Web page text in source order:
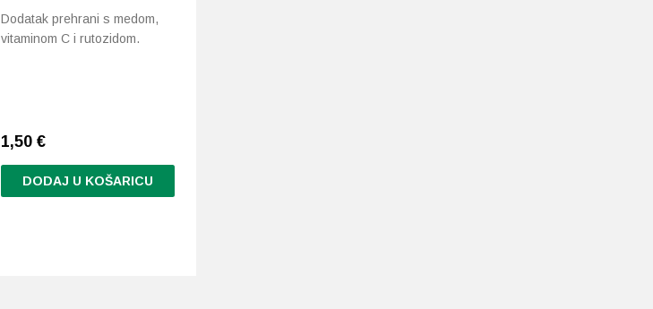
Dodatak prehrani s medom,
vitaminom C i rutozidom.
1,50€
DODAJ U KOŠARICU